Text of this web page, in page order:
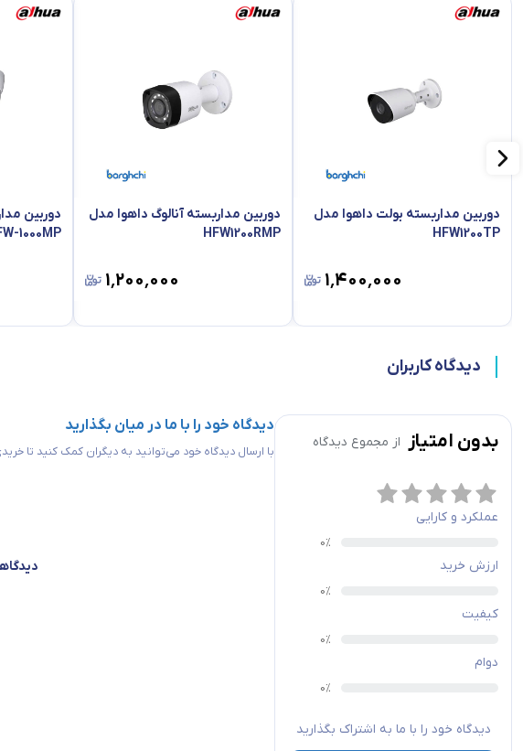
دوربین مداربسته بولت داهوا مدل
HFW1200TP
۱٬۴۰۰٬۰۰۰
دوربین مداربسته آنالوگ داهوا مدل
HFW1200RMP
۱٬۲۰۰٬۰۰۰
دوربین
1000MP
دیدگاه کاربران
بدون امتیاز از مجموع دیدگاه
عملکرد و کارایی
ارزش خرید
کیفیت
دوام
دیدگاه خود را با ما به اشتراک بگذارید
دیدگاه خود را با ما در میان بگذارید
با ارسال دیدگاه خود می‌توانید به دیگران کمک کنید تا